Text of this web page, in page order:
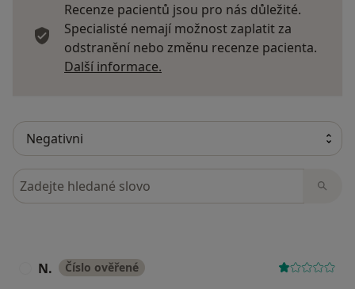
Recenze pacientů jsou pro nás důležité.
Specialisté nemají možnost zaplatit za
odstranění nebo změnu recenze pacienta.
Další informace.
Hledejte v názorech
N. Číslo ověřené